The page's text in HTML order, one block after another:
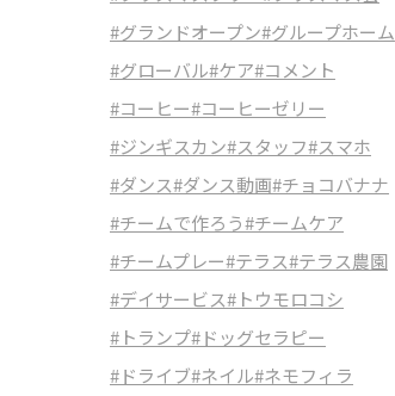
#グランドオープン#グループホーム
#グローバル#ケア#コメント
#コーヒー#コーヒーゼリー
#ジンギスカン#スタッフ#スマホ
#ダンス#ダンス動画#チョコバナナ
#チームで作ろう#チームケア
#チームプレー#テラス#テラス農園
#デイサービス#トウモロコシ
#トランプ#ドッグセラピー
#ドライブ#ネイル#ネモフィラ